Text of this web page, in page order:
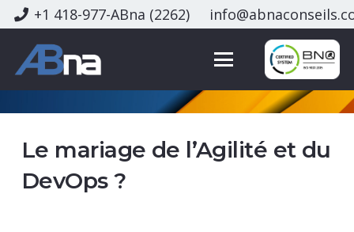
+1 418-977-ABna (2262) info@abna
Le mariage de l’Agilité et du
DevOps ?